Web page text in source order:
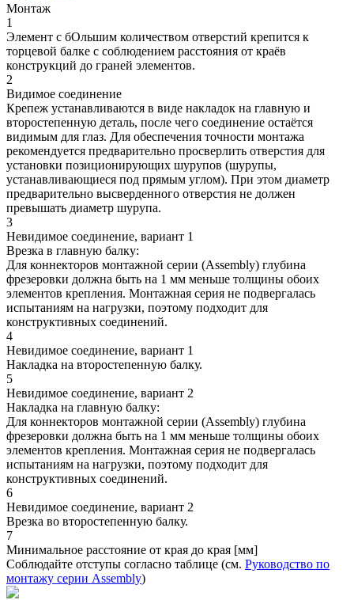
Монтаж
1
Элемент с бОльшим количеством отверстий крепится к
торцевой балке с соблюдением расстояния от краёв
конструкций до граней элементов.
2
Видимое соединение
Крепеж устанавливаются в виде накладок на главную и
второстепенную деталь, после чего соединение остаётся
видимым для глаз. Для обеспечения точности монтажа
рекомендуется предварительно просверлить отверстия для
установки позиционирующих шурупов (шурупы,
устанавливающиеся под прямым углом). При этом диаметр
предварительно высверденного отверстия не должен
превышать диаметр шурупа.
3
Невидимое соединение, вариант 1
Врезка в главную балку:
Для коннекторов монтажной серии (Assembly) глубина
фрезеровки должна быть на 1 мм меньше толщины обоих
элементов крепления. Монтажная серия не подвергалась
испытаниям на нагрузки, поэтому подходит для
конструктивных соединений.
4
Невидимое соединение, вариант 1
Накладка на второстепенную балку.
5
Невидимое соединение, вариант 2
Накладка на главную балку:
Для коннекторов монтажной серии (Assembly) глубина
фрезеровки должна быть на 1 мм меньше толщины обоих
элементов крепления. Монтажная серия не подвергалась
испытаниям на нагрузки, поэтому подходит для
конструктивных соединений.
6
Невидимое соединение, вариант 2
Врезка во второстепенную балку.
7
Минимальное расстояние от края до края [мм]
Соблюдайте отступы согласно таблице (см. Руководство по
монтажу серии Assembly)